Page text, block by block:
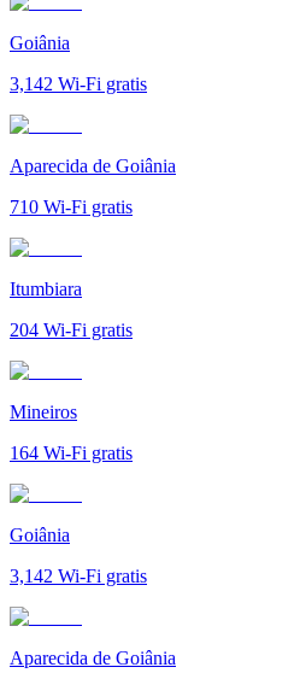
Goiânia
3,142 Wi-Fi gratis
Aparecida de Goiânia
710 Wi-Fi gratis
Itumbiara
204 Wi-Fi gratis
Mineiros
164 Wi-Fi gratis
Goiânia
3,142 Wi-Fi gratis
Aparecida de Goiânia